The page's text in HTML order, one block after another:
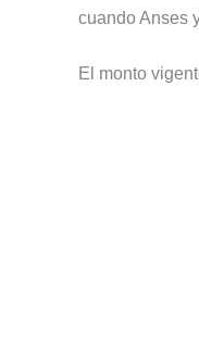
cuando Anses
El monto